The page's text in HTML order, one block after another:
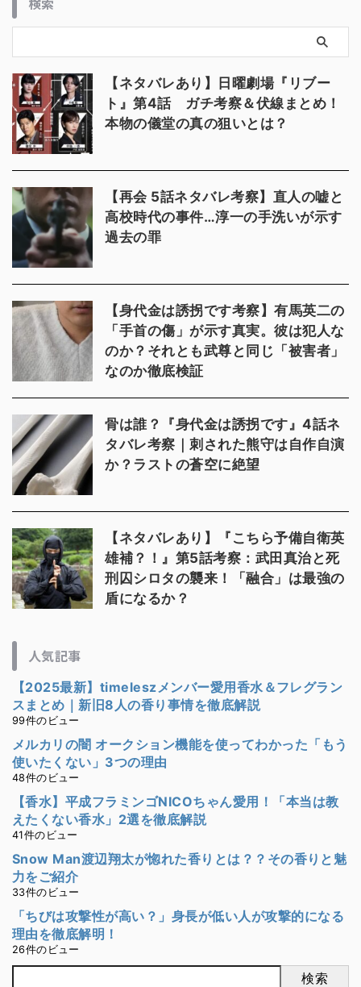
【ネタバレあり】日曜劇場『リブー
ト』第4話 ガチ考察＆伏線まとめ！
本物の儀堂の真の狙いとは？
【再会 5話ネタバレ考察】直人の嘘と
高校時代の事件…淳一の手洗いが示す
過去の罪
【身代金は誘拐です考察】有馬英二の
「手首の傷」が示す真実。彼は犯人な
のか？それとも武尊と同じ「被害者」
なのか徹底検証
骨は誰？『身代金は誘拐です』4話ネ
タバレ考察｜刺された熊守は自作自演
か？ラストの蒼空に絶望
【ネタバレあり】『こちら予備自衛英
雄補？！』第5話考察：武田真治と死
刑囚シロタの襲来！「融合」は最強の
盾になるか？
人気記事
【2025最新】timeleszメンバー愛用香水＆フレグラン
スまとめ｜新旧8人の香り事情を徹底解説
99件のビュー
メルカリの闇 オークション機能を使ってわかった「もう
使いたくない」3つの理由
48件のビュー
【香水】平成フラミンゴNICOちゃん愛用！「本当は教
えたくない香水」2選を徹底解説
41件のビュー
Snow Man渡辺翔太が惚れた香りとは？？その香りと魅
力をご紹介
33件のビュー
「ちびは攻撃性が高い？」身長が低い人が攻撃的になる
理由を徹底解明！
26件のビュー
検索